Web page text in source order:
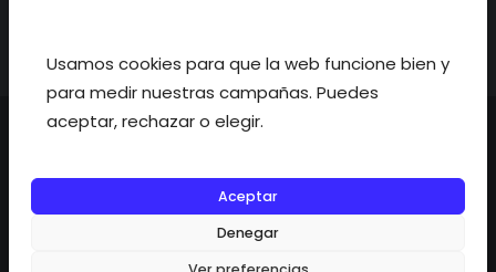
Usamos cookies para que la web funcione bien y
para medir nuestras campañas. Puedes
aceptar, rechazar o elegir.
Aceptar
Denegar
©2026 fisioterapiatualcance todos los derechos reservados.